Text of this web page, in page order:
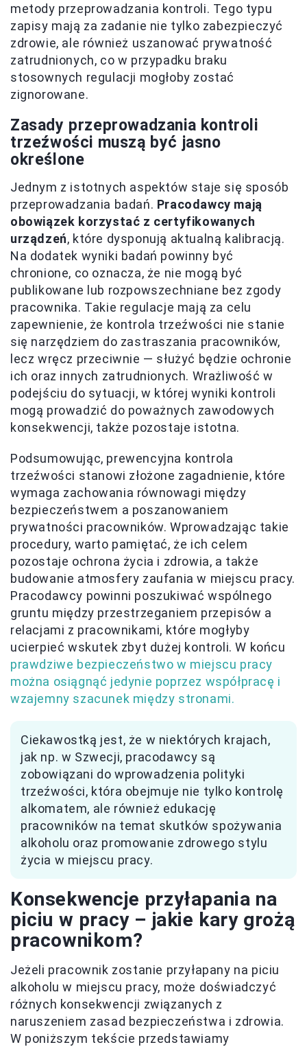
metody przeprowadzania kontroli. Tego typu
zapisy mają za zadanie nie tylko zabezpieczyć
zdrowie, ale również uszanować prywatność
zatrudnionych, co w przypadku braku
stosownych regulacji mogłoby zostać
zignorowane.
Zasady przeprowadzania kontroli
trzeźwości muszą być jasno
określone
Jednym z istotnych aspektów staje się sposób
przeprowadzania badań. Pracodawcy mają
obowiązek korzystać z certyfikowanych
urządzeń, które dysponują aktualną kalibracją.
Na dodatek wyniki badań powinny być
chronione, co oznacza, że nie mogą być
publikowane lub rozpowszechniane bez zgody
pracownika. Takie regulacje mają za celu
zapewnienie, że kontrola trzeźwości nie stanie
się narzędziem do zastraszania pracowników,
lecz wręcz przeciwnie — służyć będzie ochronie
ich oraz innych zatrudnionych. Wrażliwość w
podejściu do sytuacji, w której wyniki kontroli
mogą prowadzić do poważnych zawodowych
konsekwencji, także pozostaje istotna.
Podsumowując, prewencyjna kontrola
trzeźwości stanowi złożone zagadnienie, które
wymaga zachowania równowagi między
bezpieczeństwem a poszanowaniem
prywatności pracowników. Wprowadzając takie
procedury, warto pamiętać, że ich celem
pozostaje ochrona życia i zdrowia, a także
budowanie atmosfery zaufania w miejscu pracy.
Pracodawcy powinni poszukiwać wspólnego
gruntu między przestrzeganiem przepisów a
relacjami z pracownikami, które mogłyby
ucierpieć wskutek zbyt dużej kontroli. W końcu
prawdziwe bezpieczeństwo w miejscu pracy
można osiągnąć jedynie poprzez współpracę i
wzajemny szacunek między stronami.
Ciekawostką jest, że w niektórych krajach,
jak np. w Szwecji, pracodawcy są
zobowiązani do wprowadzenia polityki
trzeźwości, która obejmuje nie tylko kontrolę
alkomatem, ale również edukację
pracowników na temat skutków spożywania
alkoholu oraz promowanie zdrowego stylu
życia w miejscu pracy.
Konsekwencje przyłapania na
piciu w pracy – jakie kary grożą
pracownikom?
Jeżeli pracownik zostanie przyłapany na piciu
alkoholu w miejscu pracy, może doświadczyć
różnych konsekwencji związanych z
naruszeniem zasad bezpieczeństwa i zdrowia.
W poniższym tekście przedstawiamy